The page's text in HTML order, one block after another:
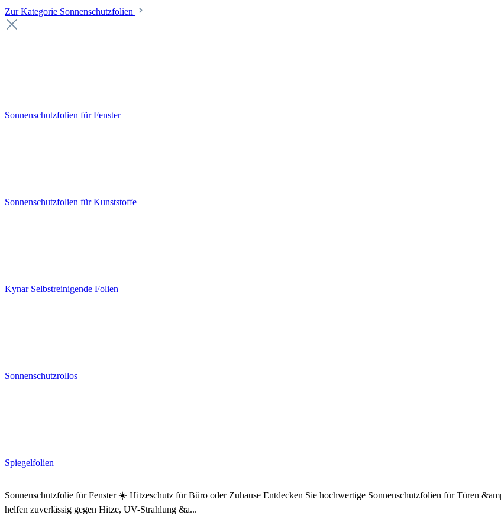
Zur Kategorie Sonnenschutzfolien
Sonnenschutzfolien für Fenster
Sonnenschutzfolien für Kunststoffe
Kynar Selbstreinigende Folien
Sonnenschutzrollos
Spiegelfolien
Sonnenschutzfolie für Fenster ☀️ Hitzeschutz für Büro oder Zuhause Entdecken Sie hochwertige Sonnenschutzfolien für Türen
helfen zuverlässig gegen Hitze, UV-Strahlung &a...